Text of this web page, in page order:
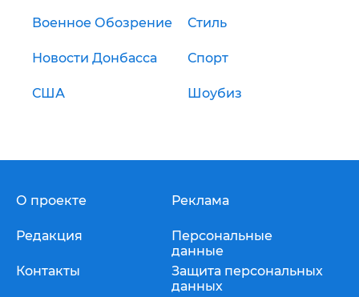
Военное Обозрение Стиль
Новости Донбасса Спорт
США Шоубиз
О проекте
Редакция
Контакты
Реклама
Персональные
данные
Защита персональных
данных